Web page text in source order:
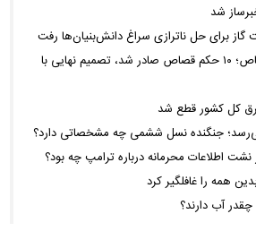
شد
برای حل ناترازی سراغ دانش‌بنیان‌ها رفت
کلثوم اکبری در آستانه قصاص؛ ۱۰ حکم قصاص صادر شد، تصمیم نهایی با
کل کشور قطع شد
اطلاعات محرمانه درباره ترامپ چه بود؟
همه را غافلگیر کرد
آب دارند؟